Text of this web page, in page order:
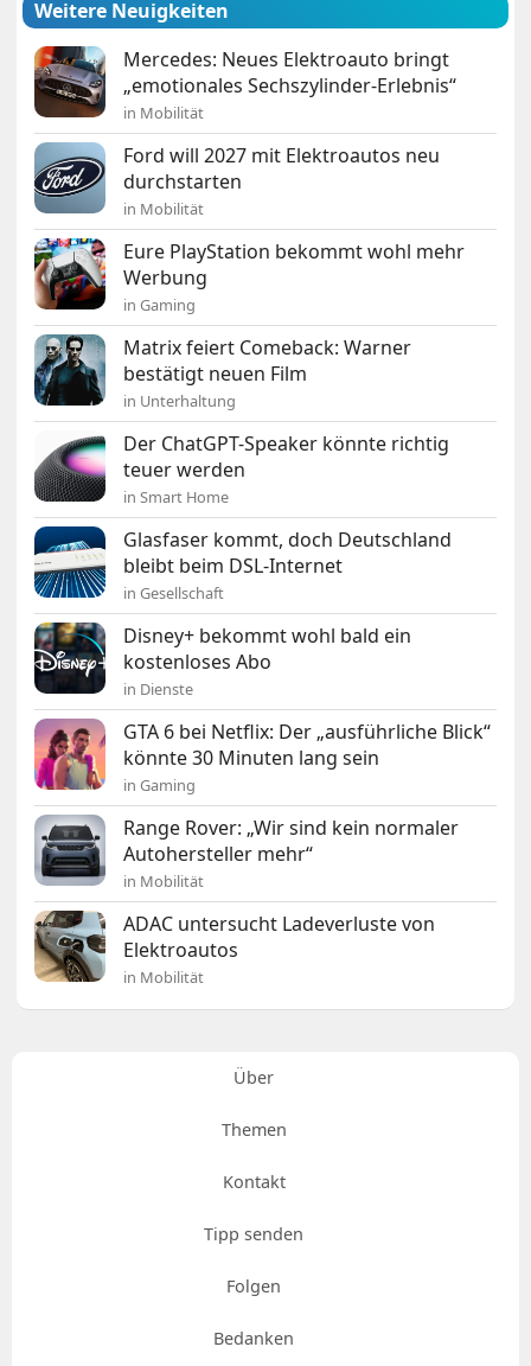
Weitere Neuigkeiten
Mercedes: Neues Elektroauto bringt
„emotionales Sechszylinder-Erlebnis“
in Mobilität
Ford will 2027 mit Elektroautos neu
durchstarten
in Mobilität
Eure PlayStation bekommt wohl mehr
Werbung
in Gaming
Matrix feiert Comeback: Warner
bestätigt neuen Film
in Unterhaltung
Der ChatGPT-Speaker könnte richtig
teuer werden
in Smart Home
Glasfaser kommt, doch Deutschland
bleibt beim DSL-Internet
in Gesellschaft
Disney+ bekommt wohl bald ein
kostenloses Abo
in Dienste
GTA 6 bei Netflix: Der „ausführliche Blick“
könnte 30 Minuten lang sein
in Gaming
Range Rover: „Wir sind kein normaler
Autohersteller mehr“
in Mobilität
ADAC untersucht Ladeverluste von
Elektroautos
in Mobilität
Über
Themen
Kontakt
Tipp senden
Folgen
Bedanken